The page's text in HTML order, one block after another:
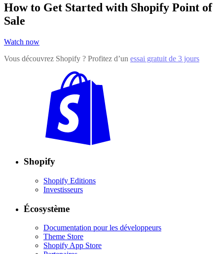
How to Get Started with Shopify Point of
Sale
Watch now
Vous découvrez Shopify ? Profitez d’un essai gratuit de 3 jours
Shopify
Shopify Editions
Investisseurs
Écosystème
Documentation pour les développeurs
Theme Store
Shopify App Store